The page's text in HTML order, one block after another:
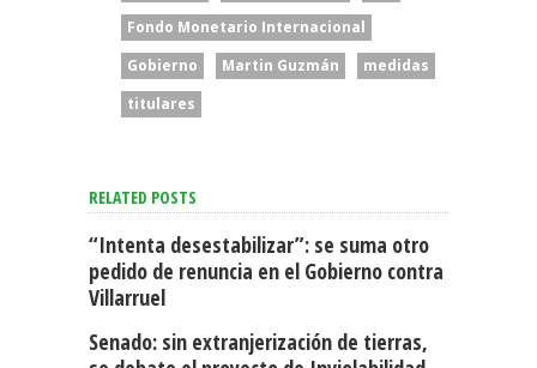
Fondo Monetario Internacional
Gobierno
Martin Guzmán
medidas
titulares
RELATED POSTS
“Intenta desestabilizar”: se suma otro
pedido de renuncia en el Gobierno contra
Villarruel
Senado: sin extranjerización de tierras,